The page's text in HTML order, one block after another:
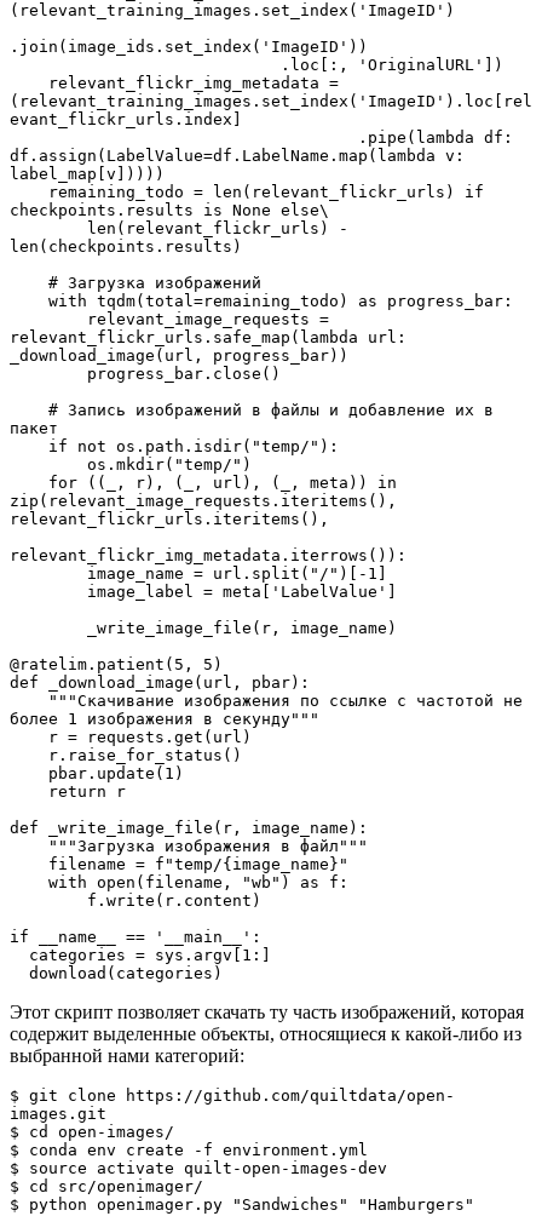
(relevant_training_images.set_index('ImageID')
.join(image_ids.set_index('ImageID'))
(relevant_training_images.set_index('ImageID').loc[rel
evant_flickr_urls.index]
df.assign(LabelValue=df.LabelName.map(lambda v:
label_map[v]))))
checkpoints.results is None else\
len(checkpoints.results)
relevant_flickr_urls.safe_map(lambda url:
_download_image(url, progress_bar))
пакет
zip(relevant_image_requests.iteritems(),
relevant_flickr_urls.iteritems(),
relevant_flickr_img_metadata.iterrows()):
@ratelim.patient(5, 5)
def _download_image(url, pbar):
более 1 изображения в секунду"""
def _write_image_file(r, image_name):
if __name__ == '__main__':
  download(categories)
Этот скрипт позволяет скачать ту часть изображений, которая
содержит выделенные объекты, относящиеся к какой-либо из
выбранной нами категорий:
$ git clone https://github.com/quiltdata/open-
images.git
$ cd open-images/
$ conda env create -f environment.yml
$ source activate quilt-open-images-dev
$ cd src/openimager/
$ python openimager.py "Sandwiches" "Hamburgers"